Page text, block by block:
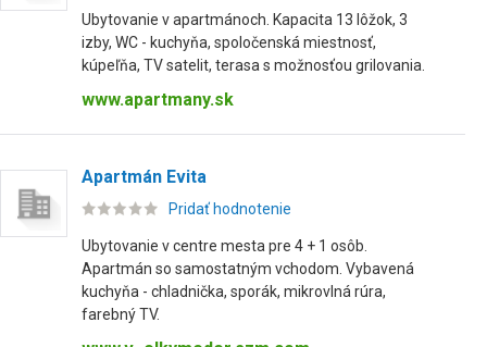
Ubytovanie v apartmánoch. Kapacita 13 lôžok, 3
izby, WC - kuchyňa, spoločenská miestnosť,
kúpeľňa, TV satelit, terasa s možnosťou grilovania.
www.apartmany.sk
Apartmán Evita
Pridať hodnotenie
Ubytovanie v centre mesta pre 4 + 1 osôb.
Apartmán so samostatným vchodom. Vybavená
kuchyňa - chladnička, sporák, mikrovlná rúra,
farebný TV.